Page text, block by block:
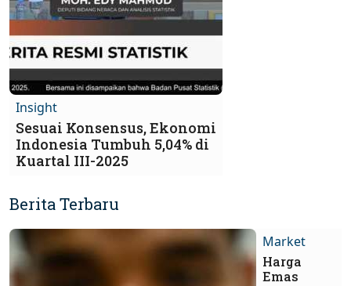
Insight
Sesuai Konsensus, Ekonomi
Indonesia Tumbuh 5,04% di
Kuartal III-2025
Berita Terbaru
Market
Harga
Emas